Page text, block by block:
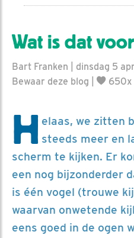
Wat is dat
Bart Franken | dinsdag 5
Bewaar deze blog
650x |
H elaas, we zitten
steeds meer en
scherm te kijken. Er
een nog bijzonderder
is één vogel (trouwe
waarvan onwetende
eens goed in de ogen